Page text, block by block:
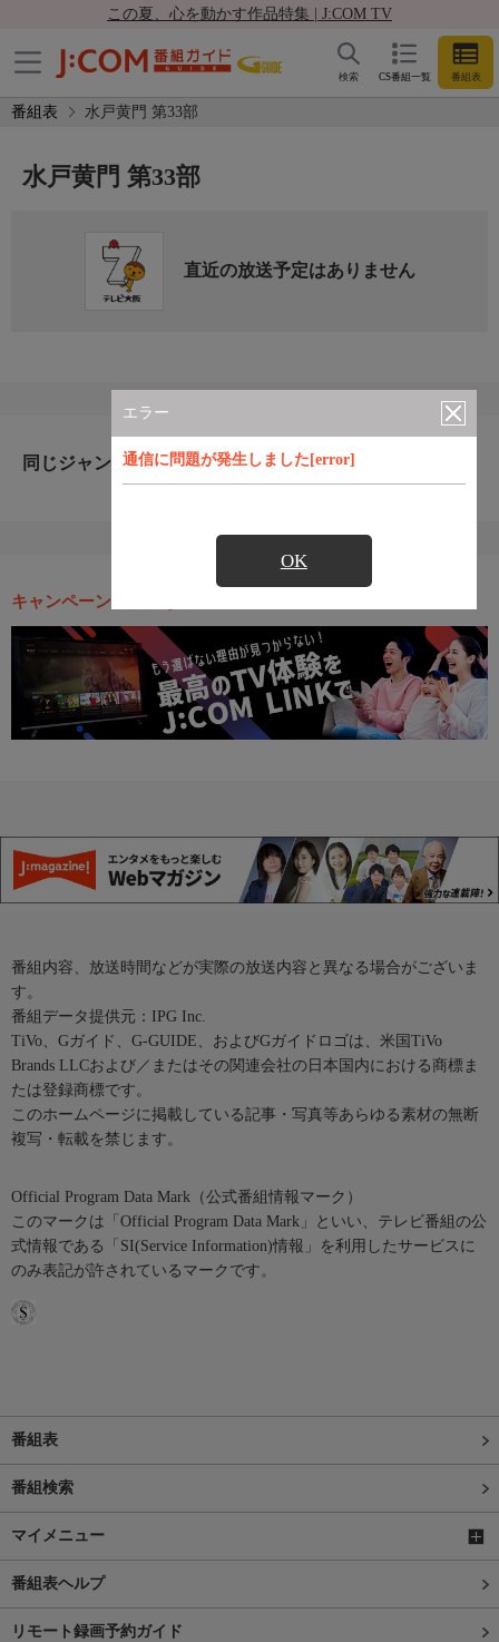
この夏、心を動かす作品特集 | J:COM TV
CS番組一覧 番組表
検索
番組表 水戸黄門 第33部
エラー
通信に問題が発生しました[error]
OK
水戸黄門 第33部
直近の放送予定はありません
同じジャンルのおすすめ番組
キャンペーン・お得な情報
番組内容、放送時間などが実際の放送内容と異なる場合がございま
す。
番組データ提供元：IPG Inc.
TiVo、Gガイド、G-GUIDE、およびGガイドロゴは、米国TiVo
Brands LLCおよび／またはその関連会社の日本国内における商標ま
たは登録商標です。
このホームページに掲載している記事・写真等あらゆる素材の無断
複写・転載を禁じます。
Official Program Data Mark（公式番組情報マーク）
このマークは「Official Program Data Mark」といい、テレビ番組の公
式情報である「SI(Service Information)情報」を利用したサービスに
のみ表記が許されているマークです。
番組表
番組検索
マイメニュー
番組表ヘルプ
リモート録画予約ガイド